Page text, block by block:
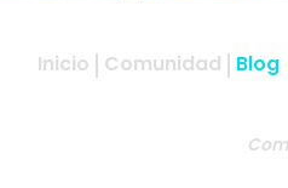
Inicio Comunidad Blog